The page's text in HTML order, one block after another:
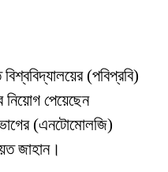
(পবিপ্রবি)
নিয়োগ পেয়েছেন
(এনটোমোলজি)
জাহান।